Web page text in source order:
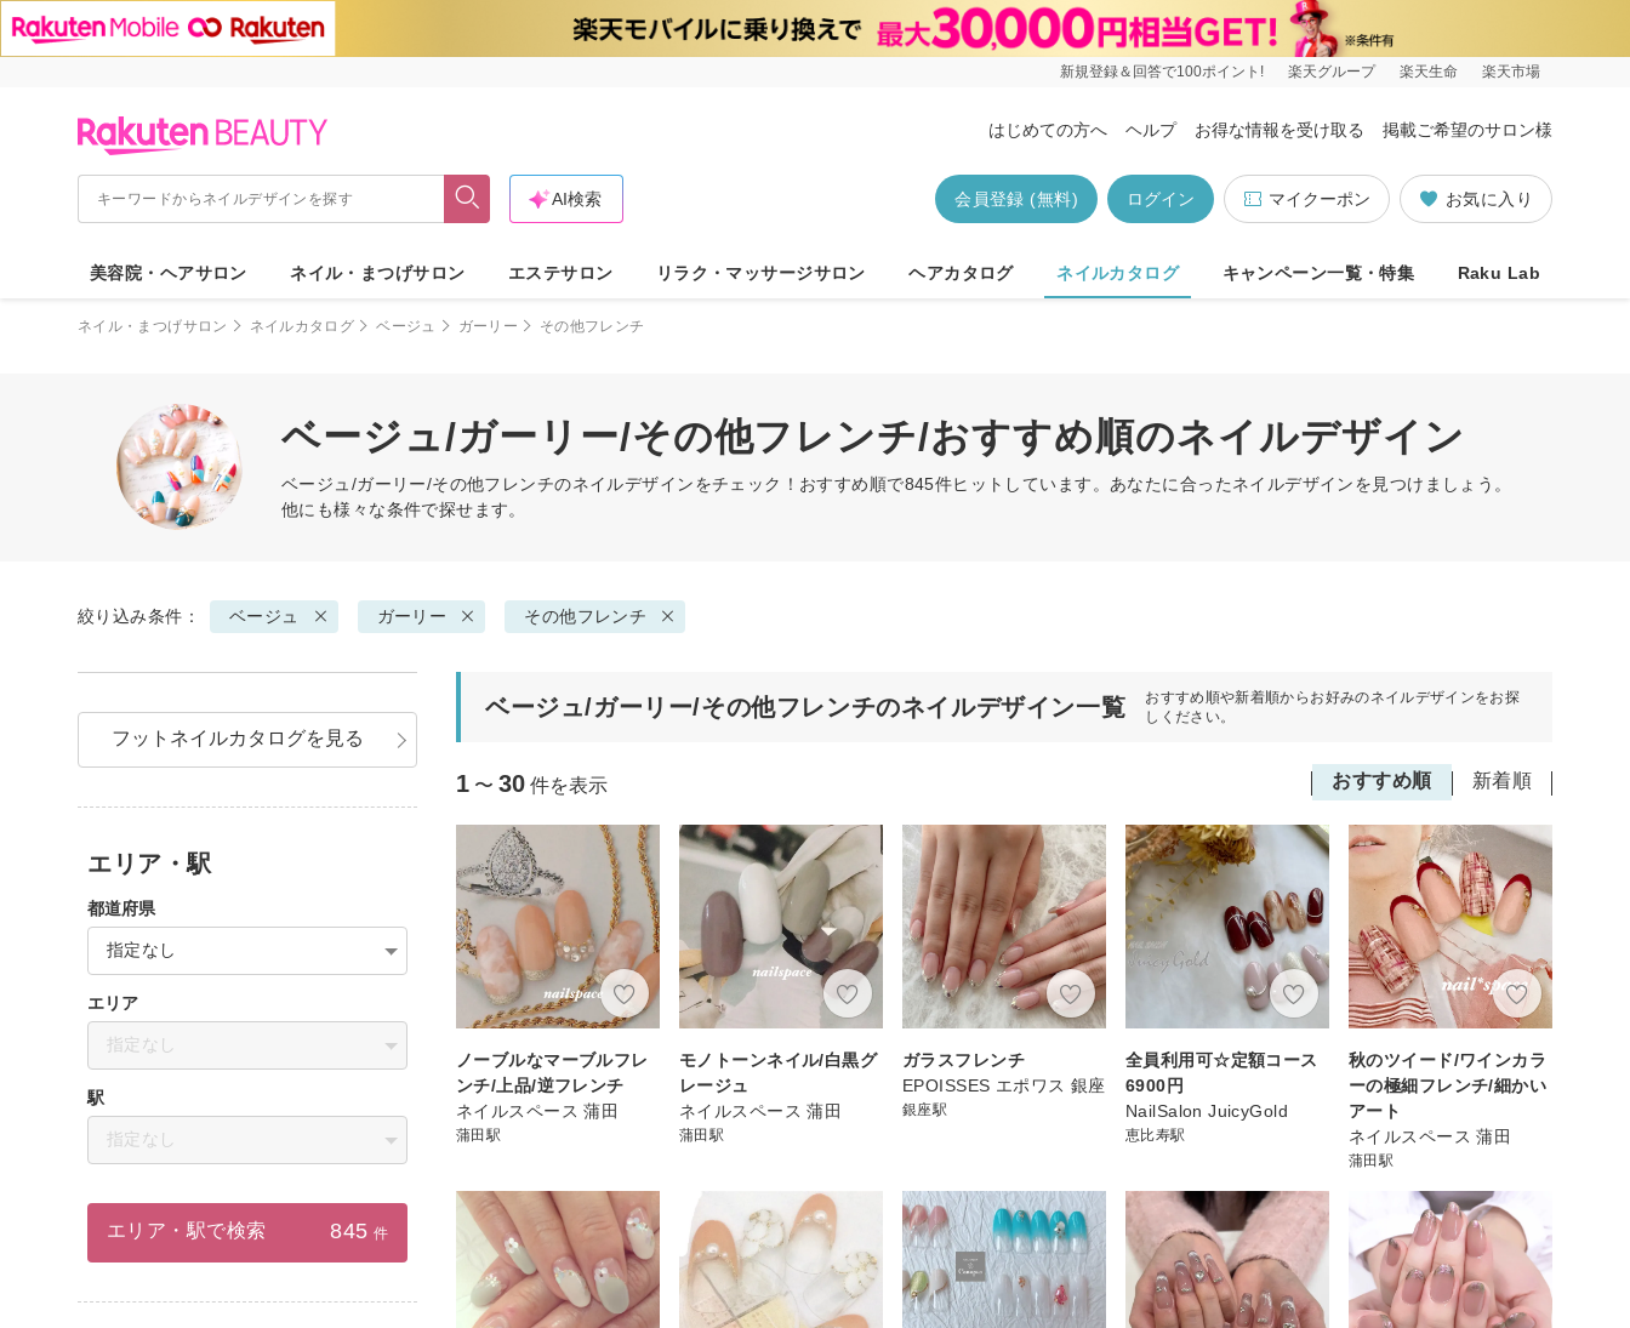
新規登録＆回答で100ポイント! 楽天グループ 楽天生命 楽天市場
はじめての方へ ヘルプ お得な情報を受け取る 掲載ご希望のサロン様
お気に入り
マイクーポン
ログイン
会員登録 (無料)
AI検索
美容院・ヘアサロン ネイル・まつげサロン エステサロン リラク・マッサージサロン ヘアカタログ ネイルカタログ キャンペーン一覧・特集 Raku Lab
ネイル・まつげサロン ネイルカタログ ベージュ ガーリー その他フレンチ
ベージュ/ガーリー/その他フレンチ/おすすめ順のネイルデザイン
ベージュ/ガーリー/その他フレンチのネイルデザインをチェック！おすすめ順で845件ヒットしています。あなたに合ったネイルデザインを見つけましょう。
他にも様々な条件で探せます。
絞り込み条件： ベージュ ガーリー その他フレンチ
ベージュ/ガーリー/その他フレンチのネイルデザイン一覧
おすすめ順や新着順からお好みのネイルデザインをお探
しください。
おすすめ順 新着順
1 〜 30 件を表示
ノーブルなマーブルフレ
ンチ/上品/逆フレンチ
ネイルスペース 蒲田
蒲田駅
モノトーンネイル/白黒グ
レージュ
ネイルスペース 蒲田
蒲田駅
ガラスフレンチ
EPOISSES エポワス 銀座
銀座駅
全員利用可☆定額コース
6900円
NailSalon JuicyGold
恵比寿駅
秋のツイード/ワインカラ
ーの極細フレンチ/細かい
アート
ネイルスペース 蒲田
蒲田駅
フットネイルカタログを見る
エリア・駅
都道府県
指定なし
エリア
指定なし
駅
指定なし
エリア・駅で検索 845 件